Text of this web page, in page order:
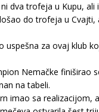
dva trofeja u Kupu,
do trofeja u
uspešna za ovaj klub
Nemačke finiširao
na tabeli.
imao sa